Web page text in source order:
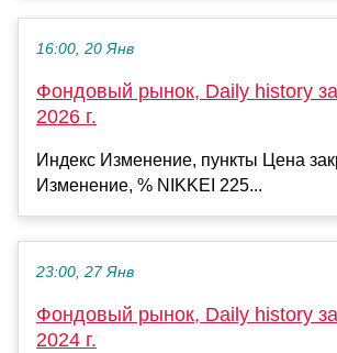
16:00, 20 Янв
Фондовый рынок, Daily history
2026 г.
Индекс Изменение, пункты Цена
Изменение, % NIKKEI 225...
23:00, 27 Янв
Фондовый рынок, Daily history
2024 г.